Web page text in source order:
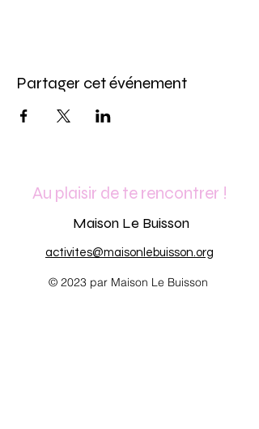
Partager cet événement
Au plaisir de te rencontrer !
Maison Le Buisson
activites@maisonlebuisson.org
© 2023 par Maison Le Buisson